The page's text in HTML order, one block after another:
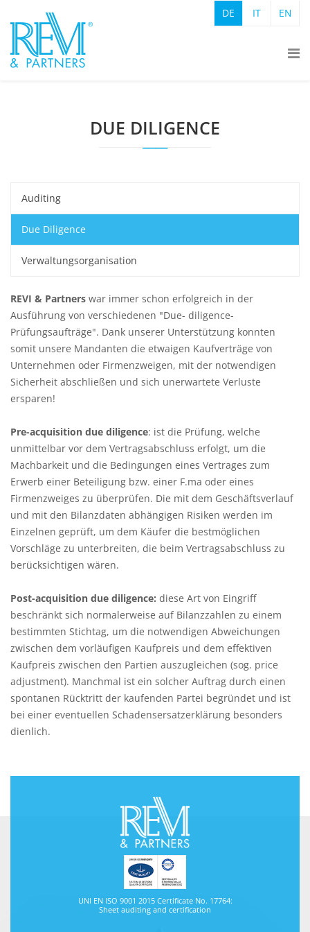
DE IT EN
DUE DILIGENCE
Auditing
Due Diligence
Verwaltungsorganisation
REVI & Partners war immer schon erfolgreich in der
Ausführung von verschiedenen "Due- diligence-
Prüfungsaufträge". Dank unserer Unterstützung konnten
somit unsere Mandanten die etwaigen Kaufverträge von
Unternehmen oder Firmenzweigen, mit der notwendigen
Sicherheit abschließen und sich unerwartete Verluste
ersparen!
Pre-acquisition due diligence: ist die Prüfung, welche
unmittelbar vor dem Vertragsabschluss erfolgt, um die
Machbarkeit und die Bedingungen eines Vertrages zum
Erwerb einer Beteiligung bzw. einer F.ma oder eines
Firmenzweiges zu überprüfen. Die mit dem Geschäftsverlauf
und mit den Bilanzdaten abhängigen Risiken werden im
Einzelnen geprüft, um dem Käufer die bestmöglichen
Vorschläge zu unterbreiten, die beim Vertragsabschluss zu
berücksichtigen wären.
Post-acquisition due diligence: diese Art von Eingriff
beschränkt sich normalerweise auf Bilanzzahlen zu einem
bestimmten Stichtag, um die notwendigen Abweichungen
zwischen dem vorläufigen Kaufpreis und dem effektiven
Kaufpreis zwischen den Partien auszugleichen (sog. price
adjustment). Manchmal ist ein solcher Auftrag durch einen
spontanen Rücktritt der kaufenden Partei begründet und ist
bei einer eventuellen Schadensersatzerklärung besonders
dienlich.
UNI EN ISO 9001 2015 Certificate No. 17764:
Sheet auditing and certification